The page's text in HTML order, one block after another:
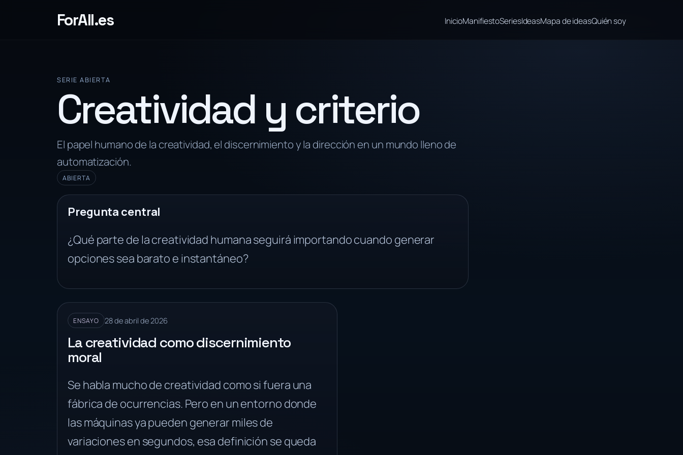
ForAll.es InicioManifiestoSeriesIdeasMapa de ideasQuién soy
SERIE ABIERTA
Creatividad y criterio
El papel humano de la creatividad, el discernimiento y la dirección en un mundo lleno de
automatización.
ABIERTA
Pregunta central
¿Qué parte de la creatividad humana seguirá importando cuando generar
opciones sea barato e instantáneo?
ENSAYO 28 de abril de 2026
La creatividad como discernimiento
moral
Se habla mucho de creatividad como si fuera una
fábrica de ocurrencias. Pero en un entorno donde
las máquinas ya pueden generar miles de
variaciones en segundos, esa definición se queda